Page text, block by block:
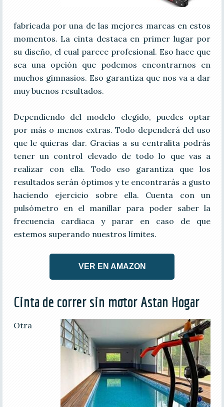
fabricada por una de las mejores marcas en estos
momentos. La cinta destaca en primer lugar por
su diseño, el cual parece profesional. Eso hace que
sea una opción que podemos encontrarnos en
muchos gimnasios. Eso garantiza que nos va a dar
muy buenos resultados.
Dependiendo del modelo elegido, puedes optar
por más o menos extras. Todo dependerá del uso
que le quieras dar. Gracias a su centralita podrás
tener un control elevado de todo lo que vas a
realizar con ella. Todo eso garantiza que los
resultados serán óptimos y te encontrarás a gusto
haciendo ejercicio sobre ella. Cuenta con un
pulsómetro en el manillar para poder saber la
frecuencia cardiaca y parar en caso de que
estemos superando nuestros límites.
VER EN AMAZON
Cinta de correr sin motor Astan Hogar
Otra